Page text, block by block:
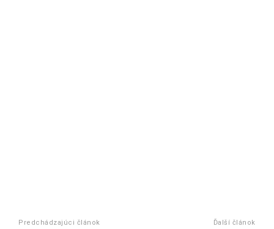
Predchádzajúci článok Ďalší článok